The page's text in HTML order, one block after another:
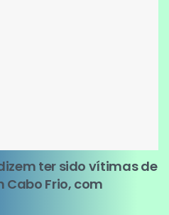
ter sido vítimas de
Cabo Frio, com